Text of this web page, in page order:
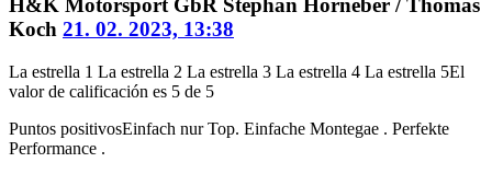
H&K Motorsport GbR Stephan Horneber / Thomas
Koch 21. 02. 2023, 13:38
La estrella 1 La estrella 2 La estrella 3 La estrella 4 La estrella 5El
valor de calificación es 5 de 5
Puntos positivosEinfach nur Top. Einfache Montegae . Perfekte
Performance .